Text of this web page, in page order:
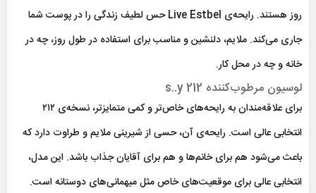
روز هستند. رایحه‌ی Live Estbel حس لطیف زندگی را در پوست شما
جاری می‌کند. ملایم، دلنشین و مناسب برای استفاده در طول روز، چه در
خانه و چه در محل کار.
لوسیون مرطوب‌کننده s..y 212
برای علاقه‌مندان به رایحه‌های خاص‌تر و کمی متمایزتر، نسخه‌ی ۲۱۲
انتخابی عالی است. رایحه‌ی آن، حسی از شیرینی ملایم و طراوت دارد که
باعث می‌شود هم برای خانم‌ها و هم برای آقایان جذاب باشد. این مدل،
انتخابی عالی برای موقعیت‌های خاص مثل میهمانی‌های دوستانه است.